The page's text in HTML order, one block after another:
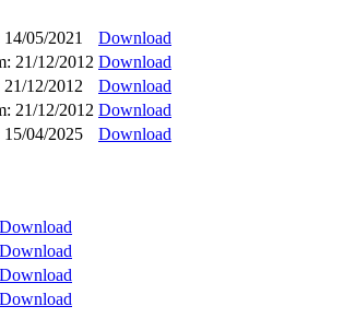
05/2021
Download
21/12/2012 Download
12/2012
Download
21/12/2012 Download
04/2025 Download
Download
Download
Download
Download